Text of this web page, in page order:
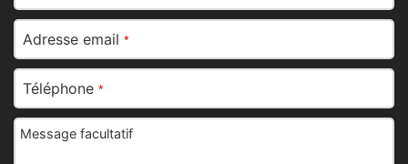
Adresse email *
Téléphone *
Message facultatif